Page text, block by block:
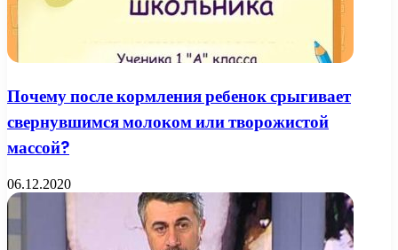
Почему после кормления ребенок срыгивает
свернувшимся молоком или творожистой
массой?
06.12.2020